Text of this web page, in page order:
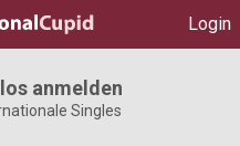
Login
anmelden
Singles